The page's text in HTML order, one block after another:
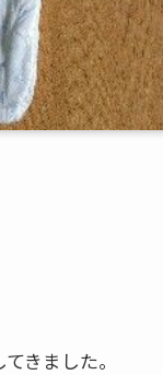
きました。